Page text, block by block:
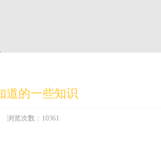
道的一些知识
览次数：10361